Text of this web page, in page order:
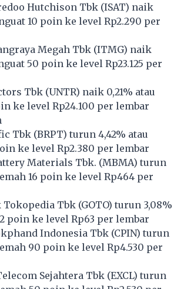
Hutchison Tbk (ISAT) naik
10 poin ke level Rp2.290 per
Megah Tbk (ITMG) naik
50 poin ke level Rp23.125 per
Tbk (UNTR) naik 0,21% atau
ke level Rp24.100 per lembar
Tbk (BRPT) turun 4,42% atau
ke level Rp2.380 per lembar
Materials Tbk. (MBMA) turun
16 poin ke level Rp464 per
Tokopedia Tbk (GOTO) turun 3,08%
poin ke level Rp63 per lembar
Indonesia Tbk (CPIN) turun
90 poin ke level Rp4.530 per
Sejahtera Tbk (EXCL) turun